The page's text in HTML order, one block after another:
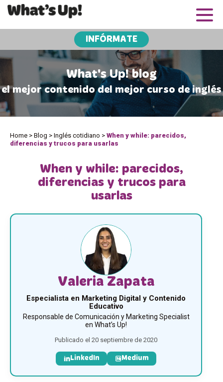
INFÓRMATE
What's Up! blog
el mejor contenido del mejor curso de inglés
Home > Blog > Inglés cotidiano > When y while: parecidos,
diferencias y trucos para usarlas
When y while: parecidos,
diferencias y trucos para
usarlas
Valeria Zapata
Especialista en Marketing Digital y Contenido
Educativo
Responsable de Comunicación y Marketing Specialist
en What’s Up!
Publicado el 20 septiembre de 2020
LinkedIn Medium